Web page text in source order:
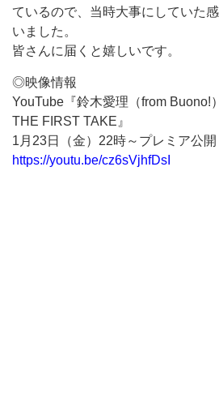
ているので、当時大事にしていた
いました。
皆さんに届くと嬉しいです。
◎映像情報
YouTube『鈴木愛理（from Buono!
THE FIRST TAKE』
1月23日（金）22時～プレミア公開
https://youtu.be/cz6sVjhfDsI